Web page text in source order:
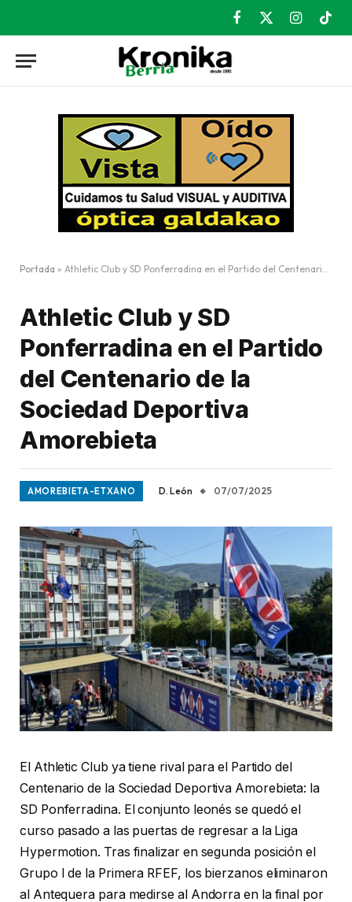
Facebook
X
Instagram
Portada » Athletic Club y SD Ponferradina en el Partido del Centenario de la Sociedad Deportiva Amorebieta
Athletic Club y SD
Ponferradina en el Partido
del Centenario de la
Sociedad Deportiva
Amorebieta
AMOREBIETA-ETXANO D. León 07/07/2025
El Athletic Club ya tiene rival para el Partido del
Centenario de la Sociedad Deportiva Amorebieta: la
SD Ponferradina. El conjunto leonés se quedó el
curso pasado a las puertas de regresar a la Liga
Hypermotion. Tras finalizar en segunda posición el
Grupo I de la Primera RFEF, los bierzanos eliminaron
al Antequera para medirse al Andorra en la final por